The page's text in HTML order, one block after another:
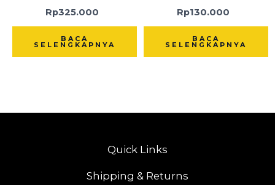
Rp325.000
BACA
SELENGKAPNYA
Rp130.000
BACA
SELENGKAPNYA
Quick Links
Shipping & Returns